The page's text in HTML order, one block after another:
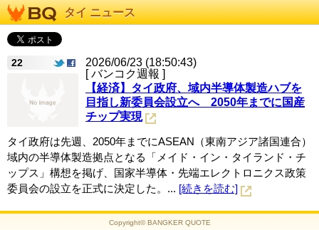
タイ ニュース
22
2026/06/23 (18:50:43)
[ バンコク週報 ]
【経済】タイ政府、域内半導体製造ハブを
目指し新委員会設立へ 2050年までに国産
チップ実現
タイ政府は先週、2050年までにASEAN（東南アジア諸国連合）
域内の半導体製造拠点となる「メイド・イン・タイランド・チ
ップス」構想を掲げ、国家半導体・先端エレクトロニクス政策
委員会の設立を正式に決定した。... [続きを読む]
Copyright© BANGKER QUOTE